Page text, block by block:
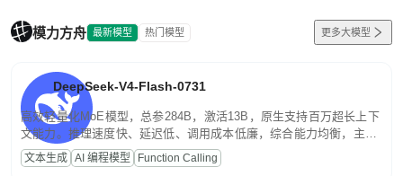
模力方舟 最新模型 热门模型 更多大模型
DeepSeek-V4-Flash-0731
高效轻量化MoE模型，总参284B，激活13B，原生支持百万超长上下
文能力。推理速度快、延迟低、调用成本低廉，综合能力均衡，主打
高并发、轻量化任务，适合日常对话、内容创作、基础 RAG、批量
文案处理等普惠刚需场景。
文本生成 AI 编程模型 Function Calling